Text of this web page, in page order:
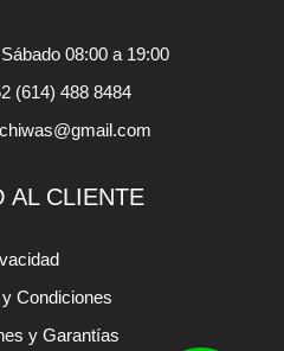
08:00 a 19:00
(614) 488 8484
AL CLIENTE
Condiciones
y Garantías